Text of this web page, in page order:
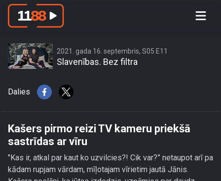
Kašers pirmo reizi TV kameru priekšā
2021. gada 16. septembris, S05 E11
Slavenības. Bez filtra
Dalies
Kašers pirmo reizi TV kameru priekšā
sastrīdas ar vīru
"Kas ir, atkal par kaut ko uzvilcies?! Cik var?” netaupot arī pa
kādam rupjam vārdam, mīļotajam vīrietim jautā Jānis.